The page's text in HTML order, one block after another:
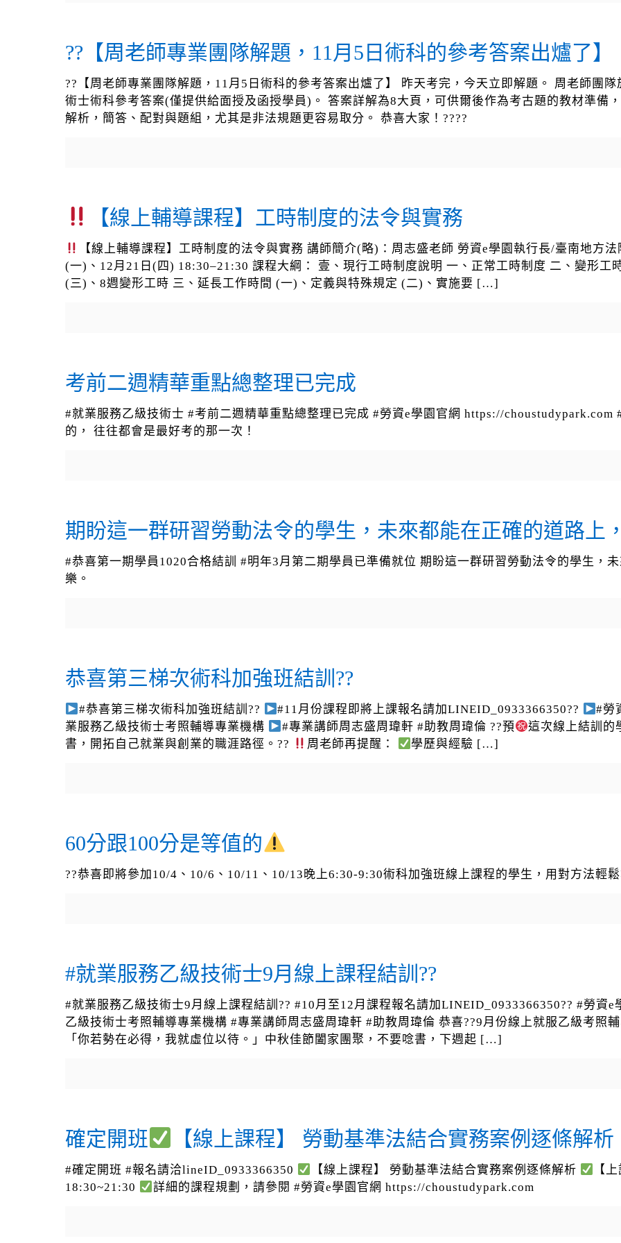
??【周老師專業團隊解題，11月5日術科的參考答案出爐了】
??【周老師專業團隊解題，11月5日術科的參考答案出爐了】 昨天考完，今天立即解題。 周老師團
術士術科參考答案(僅提供給面授及函授學員)。 答案詳解為8大頁，可供爾後作為考古題的教材準備
解析，簡答、配對與題組，尤其是非法規題更容易取分。 恭喜大家！????
【線上輔導課程】工時制度的法令與實務
【線上輔導課程】工時制度的法令與實務 講師簡介(略)：周志盛老師 勞資e學園執行長/臺南地方
(一)、12月21日(四) 18:30–21:30 課程大綱： 壹、現行工時制度說明 一、正常工時制度 二、變形工
(三)、8週變形工時 三、延長工作時間 (一)、定義與特殊規定 (二)、實施要 […]
考前二週精華重點總整理已完成
#就業服務乙級技術士 #考前二週精華重點總整理已完成 #勞資e學園官網 https://
的， 往往都會是最好考的那一次！
期盼這一群研習勞動法令的學生，未來都能在正確的道路上
#恭喜第一期學員1020合格結訓 #明年3月第二期學員已準備就位 期盼這一群研習勞動法令的學生，
樂。
恭喜第三梯次術科加強班結訓??
#恭喜第三梯次術科加強班結訓?? #11月份課程即將上課報名請加LINEID_0933366350??
#勞
業服務乙級技術士考照輔導專業機構
#專業講師周志盛周瑋軒 #助教周瑋倫 ??預
這次線上結訓的
書，開拓自己就業與創業的職涯路徑。??
周老師再提醒： 學歷與經驗 […]
60分跟100分是等值的
??恭喜即將參加10/4、10/6、10/11、10/13晚上6:30-9:30術科加強班線上課程的學生，用對方法輕
#就業服務乙級技術士9月線上課程結訓??
#就業服務乙級技術士9月線上課程結訓?? #10月至12月課程報名請加LINEID_0933366350?? #勞資
乙級技術士考照輔導專業機構 #專業講師周志盛周瑋軒 #助教周瑋倫 恭喜??9月份線上就服乙級考照
「你若勢在必得，我就虛位以待。」中秋佳節闔家團聚，不要唸書，下週起 […]
確定開班 【線上課程】 勞動基準法結合實務案例逐條解析
#確定開班 #報名請洽lineID_0933366350 【線上課程】 勞動基準法結合實務案例逐條解析
【
18:30~21:30
詳細的課程規劃，請參閱 #勞資e學園官網 https://choustudypark.com